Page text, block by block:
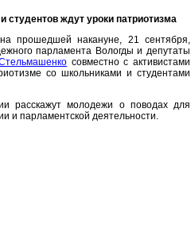
студентов ждут уроки патриотизма
прошедшей накануне, 21 сентября,
парламента Вологды и депутаты
совместно с активистами
со школьниками и студентами
расскажут молодежи о поводах для
и парламентской деятельности.